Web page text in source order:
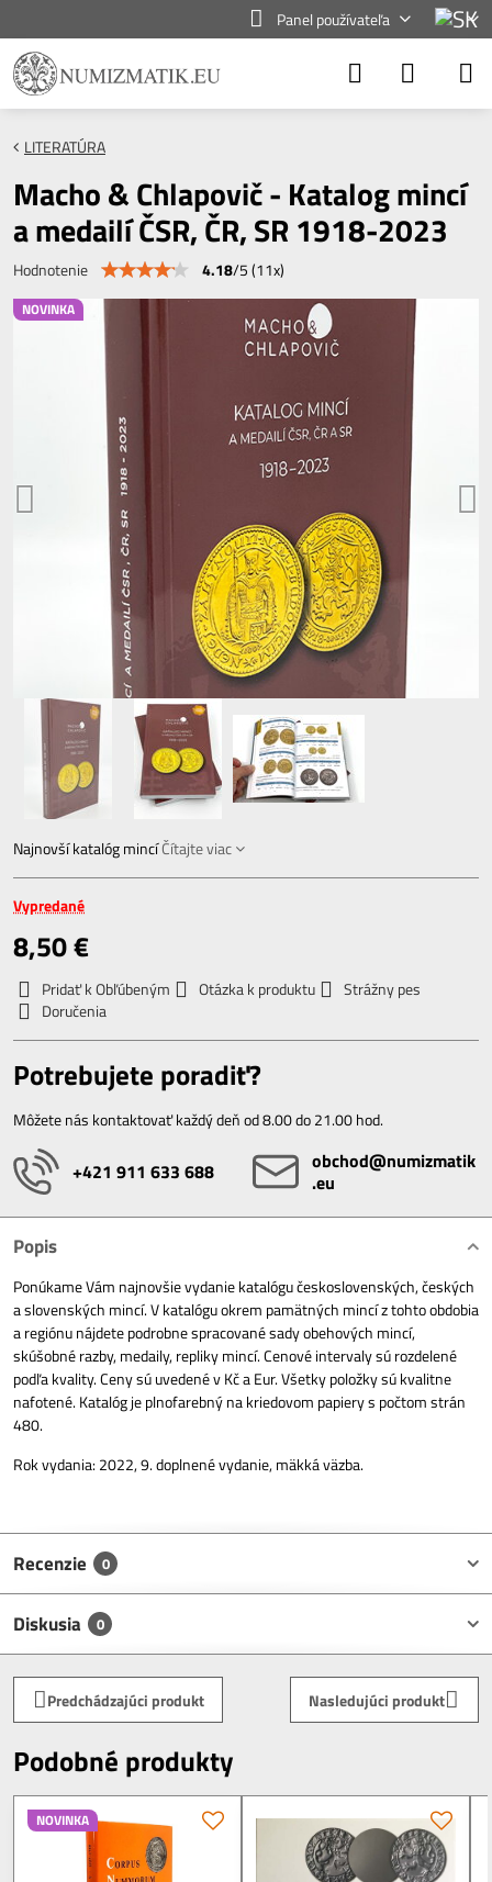
Panel používateľa
NOVINKA
LITERATÚRA
Macho & Chlapovič - Katalog mincí
a medailí ČSR, ČR, SR 1918-2023
Hodnotenie 4.18/5(11x)
Najnovší katalóg mincíČítajte viac
Vypredané
8,50 €
Pridať k Obľúbeným Otázka k produktu
Strážny pes
Doručenia
Potrebujete poradiť?
Môžete nás kontaktovať každý deň od 8.00 do 21.00 hod.
+421 911 633 688
obchod​@numizmatik​
.eu
Popis
Ponúkame Vám najnovšie vydanie katalógu československých, českých
a slovenských mincí. V katalógu okrem pamätných mincí z tohto obdobia
a regiónu nájdete podrobne spracované sady obehových mincí,
skúšobné razby, medaily, repliky mincí. Cenové intervaly sú rozdelené
podľa kvality. Ceny sú uvedené v Kč a Eur. Všetky položky sú kvalitne
nafotené. Katalóg je plnofarebný na kriedovom papiery s počtom strán
480.
Rok vydania: 2022, 9. doplnené vydanie, mäkká väzba.
Recenzie 0
Diskusia 0
Predchádzajúci produkt Nasledujúci produkt
Podobné produkty
NOVINKA